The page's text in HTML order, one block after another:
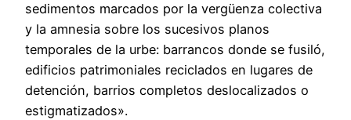
sedimentos marcados por la vergüenza colectiva
y la amnesia sobre los sucesivos planos
temporales de la urbe: barrancos donde se fusiló,
edificios patrimoniales reciclados en lugares de
detención, barrios completos deslocalizados o
estigmatizados».